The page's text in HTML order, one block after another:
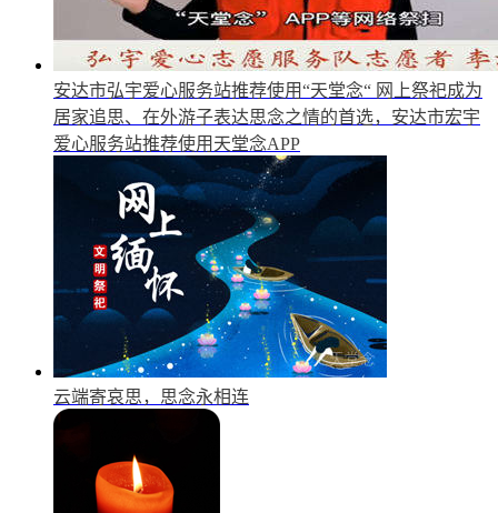
安达市弘宇爱心服务站推荐使用“天堂念“ 网上祭祀成为
居家追思、在外游子表达思念之情的首选，安达市宏宇
爱心服务站推荐使用天堂念APP
云端寄哀思，思念永相连